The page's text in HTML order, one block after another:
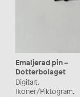
Emaljerad pin –
Dotterbolaget
Digitalt,
Ikoner/Piktogram,